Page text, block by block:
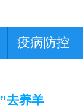
疫病防控
去养羊